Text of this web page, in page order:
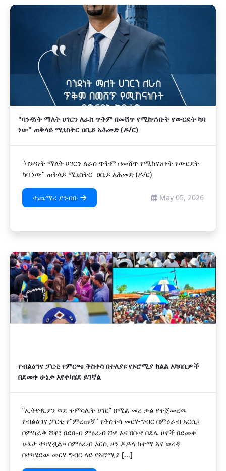
"ባንዳነት ማለት ሀገርን ለራስ ጥቅም በመሸጥ የሚከናነቡት የውርደት ካባ
ነው" ጠቅላይ ሚኒስትር ዐቢይ አሕመድ (ዶ/ር)
"ባንዳነት ማለት ሀገርን ለራስ ጥቅም በመሸጥ የሚከናነቡት የውርደት
ካባ ነው" ጠቅላይ ሚኒስትር ዐቢይ አሕመድ (ዶ/ር)
ተጨማሪ ያንብቡ May 05, 2026
የብልፅግና ፓርቲ የምርጫ ቅስቀሳ በተለያዩ የኦሮሚያ ክልል አካባቢዎች
በደመቀ ሁኔታ እየተካሄደ ይገኛል
“ኢትዮጲያን ወደ ተምሳሌት ሀገር” በሚል መሪ ቃል የተጀመረዉ
የብልፅግና ፓርቲ የ"ምረጡኝ" የቅስቀሳ መርሃ-ግብር በምዕራብ አርሲ፣
በምስራቅ ሸዋ፣ በደቡብ ምዕራብ ሸዋ እና በቡኖ በደሌ ዞኖች በደመቀ
ሁኔታ ተካሂዷል። በምዕራብ አርሲ ዞን ዶዶላ ከተማ እና ወረዳ
በተካሄደው መርሃ-ግብር ላይ የኦሮሚያ [...]